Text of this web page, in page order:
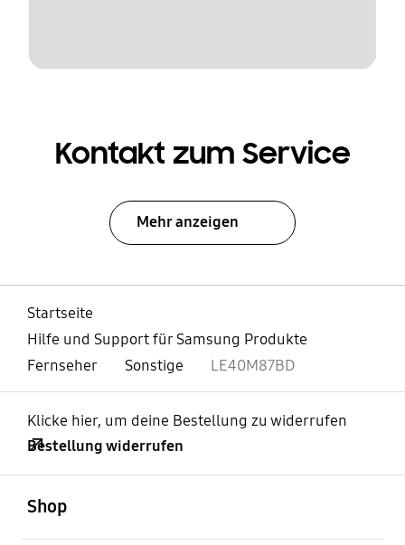
Kontakt zum Service
Mehr anzeigen
Startseite
Hilfe und Support für Samsung Produkte
Fernseher
Sonstige LE40M87BD
Klicke hier, um deine Bestellung zu widerrufen
Bestellung widerrufen
Shop